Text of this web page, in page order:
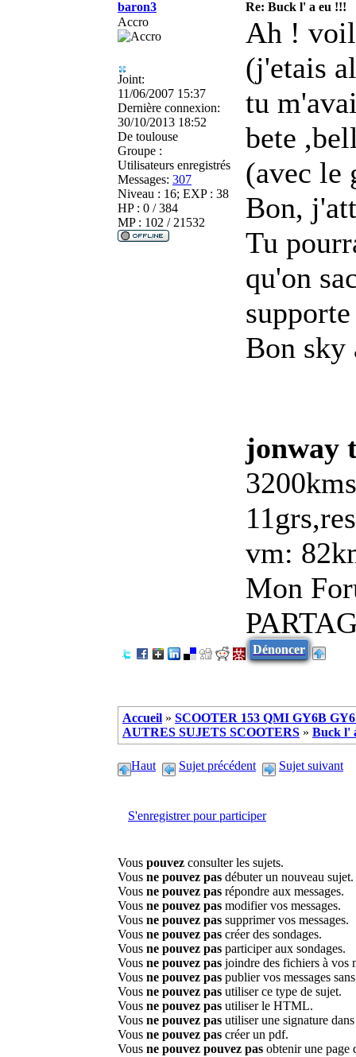
baron3
Re: Buck l' a eu !!!
Accro
Joint:
11/06/2007 15:37
Dernière connexion:
30/10/2013 18:52
De toulouse
Groupe :
Utilisateurs enregistrés
Messages: 307
Niveau : 16; EXP : 38
HP : 0 / 384
MP : 102 / 21532
Ah !
(j'etais
tu
bete
(avec le
Bon,
Tu
qu'on
Bon
jonway
vm:
Mon
Dénoncer
Accueil » SCOOTER 153 QMI GY6B
AUTRES SUJETS SCOOTERS » Buck l'
Haut Sujet précédent Sujet suivant
S'enregistrer pour participer
Vous pouvez consulter les sujets.
Vous ne pouvez pas débuter un nouveau sujet.
Vous ne pouvez pas répondre aux messages.
Vous ne pouvez pas modifier vos messages.
Vous ne pouvez pas supprimer vos messages.
Vous ne pouvez pas créer des sondages.
Vous ne pouvez pas participer aux sondages.
Vous ne pouvez pas joindre des fichiers à vos
Vous ne pouvez pas publier vos messages
Vous ne pouvez pas utiliser ce type de sujet.
Vous ne pouvez pas utiliser le HTML.
Vous ne pouvez pas utiliser une signature
Vous ne pouvez pas créer un pdf.
Vous ne pouvez pouvez pas obtenir une page